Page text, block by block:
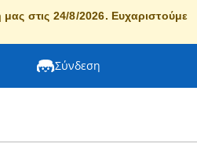
στις 24/8/2026. Ευχαριστούμε
Σύνδεση